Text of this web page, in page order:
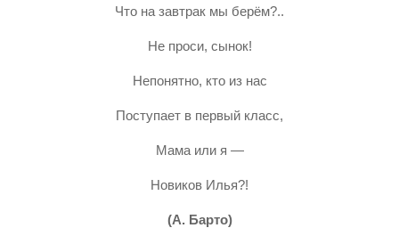
Что на завтрак мы берём?..
Не проси, сынок!
Непонятно, кто из нас
Поступает в первый класс,
Мама или я —
Новиков Илья?!
(А. Барто)